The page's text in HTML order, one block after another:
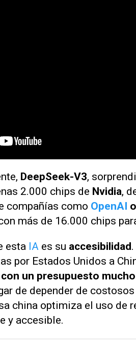
DeepSeek-V3,
2.000 chips de Nvidia,
compañías como OpenAI
más de 16.000 chips
esta IA es su accesibilidad
por Estados Unidos a
un presupuesto
de depender de
china optimiza el uso de
y accesible.